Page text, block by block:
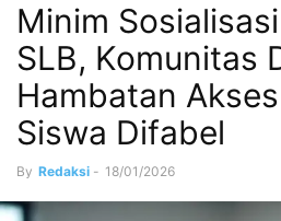
Minim
SLB, Komunitas
Hambatan
Siswa Difabel
By Redaksi - 18/01/2026